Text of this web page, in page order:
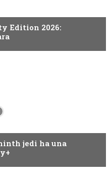
Edition 2026:
jedi ha una